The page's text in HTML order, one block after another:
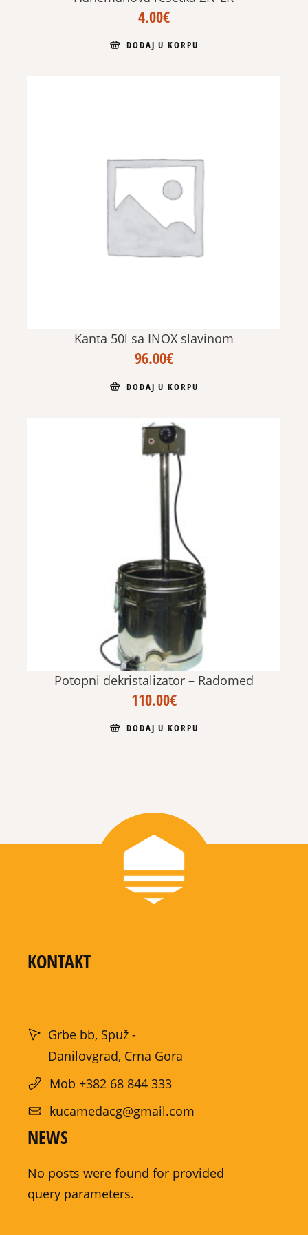
4.00€
DODAJ U KORPU
Kanta 50l sa INOX slavinom
96.00€
DODAJ U KORPU
Potopni dekristalizator – Radomed
110.00€
DODAJ U KORPU
KONTAKT
Grbe bb, Spuž -
Danilovgrad, Crna Gora
Mob +382 68 844 333
kucamedacg@gmail.com
NEWS
No posts were found for provided
query parameters.